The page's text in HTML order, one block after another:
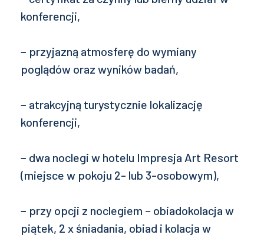
konferencji,
− przyjazną atmosferę do wymiany
poglądów oraz wyników badań,
− atrakcyjną turystycznie lokalizację
konferencji,
− dwa noclegi w hotelu Impresja Art Resort
(miejsce w pokoju 2- lub 3-osobowym),
− przy opcji z noclegiem – obiadokolacja w
piątek, 2 x śniadania, obiad i kolacja w